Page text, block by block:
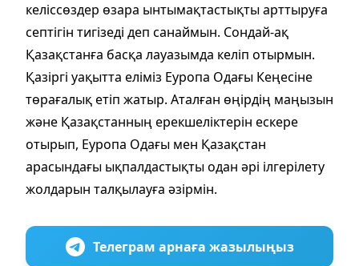
келіссөздер өзара ынтымақтастықты арттыруға
септігін тигізеді деп санаймын. Сондай-ақ
Қазақстанға басқа лауазымда келіп отырмын.
Қазіргі уақытта еліміз Еуропа Одағы Кеңесіне
төрағалық етіп жатыр. Аталған өңірдің маңызын
және Қазақстанның ерекшеліктерін ескере
отырып, Еуропа Одағы мен Қазақстан
арасындағы ықпалдастықты одан әрі ілгерілету
жолдарын талқылауға әзірмін.
Телеграм арнаға жазылыңыз